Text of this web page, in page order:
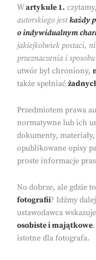
Wartykule 1.
autorskiego jestkażdy
o indywidualnym
jakiejkolwiek postaci,
przeznaczenia i
utwór był chroniony,
także spełniać
Przedmiotem prawa
normatywne lub ich
dokumenty,
opublikowane opisy
proste informacje
No dobrze, ale gdzie to
fotografii? Idźmy
ustawodawca
osobiste i majątkowe
istotne dla fotografa.